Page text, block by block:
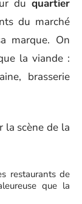
du quartier
du marché
marque. On
la viande :
brasserie
la scène de la
restaurants de
que la